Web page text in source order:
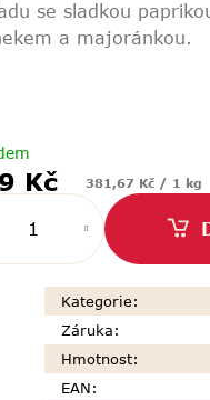
se sladkou
a majoránkou.
Kč
Měrná
cena:
381,67 Kč / 1 kg
Kategorie:
Záruka:
Hmotnost:
EAN: